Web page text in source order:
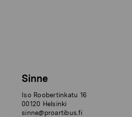
Sinne
Iso Roobertinkatu 16
00120 Helsinki
sinne@proartibus.fi